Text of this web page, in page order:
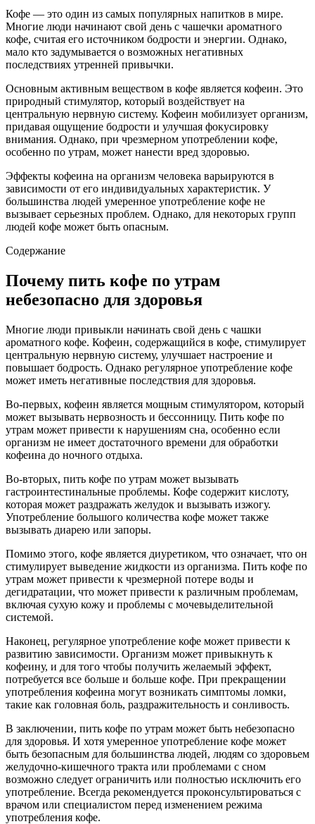
Кофе — это один из самых популярных напитков в мире.
Многие люди начинают свой день с чашечки ароматного
кофе, считая его источником бодрости и энергии. Однако,
мало кто задумывается о возможных негативных
последствиях утренней привычки.
Основным активным веществом в кофе является кофеин. Это
природный стимулятор, который воздействует на
центральную нервную систему. Кофеин мобилизует организм,
придавая ощущение бодрости и улучшая фокусировку
внимания. Однако, при чрезмерном употреблении кофе,
особенно по утрам, может нанести вред здоровью.
Эффекты кофеина на организм человека варьируются в
зависимости от его индивидуальных характеристик. У
большинства людей умеренное употребление кофе не
вызывает серьезных проблем. Однако, для некоторых групп
людей кофе может быть опасным.
Содержание
Почему пить кофе по утрам
небезопасно для здоровья
Многие люди привыкли начинать свой день с чашки
ароматного кофе. Кофеин, содержащийся в кофе, стимулирует
центральную нервную систему, улучшает настроение и
повышает бодрость. Однако регулярное употребление кофе
может иметь негативные последствия для здоровья.
Во-первых, кофеин является мощным стимулятором, который
может вызывать нервозность и бессонницу. Пить кофе по
утрам может привести к нарушениям сна, особенно если
организм не имеет достаточного времени для обработки
кофеина до ночного отдыха.
Во-вторых, пить кофе по утрам может вызывать
гастроинтестинальные проблемы. Кофе содержит кислоту,
которая может раздражать желудок и вызывать изжогу.
Употребление большого количества кофе может также
вызывать диарею или запоры.
Помимо этого, кофе является диуретиком, что означает, что он
стимулирует выведение жидкости из организма. Пить кофе по
утрам может привести к чрезмерной потере воды и
дегидратации, что может привести к различным проблемам,
включая сухую кожу и проблемы с мочевыделительной
системой.
Наконец, регулярное употребление кофе может привести к
развитию зависимости. Организм может привыкнуть к
кофеину, и для того чтобы получить желаемый эффект,
потребуется все больше и больше кофе. При прекращении
употребления кофеина могут возникать симптомы ломки,
такие как головная боль, раздражительность и сонливость.
В заключении, пить кофе по утрам может быть небезопасно
для здоровья. И хотя умеренное употребление кофе может
быть безопасным для большинства людей, людям со здоровьем
желудочно-кишечного тракта или проблемами с сном
возможно следует ограничить или полностью исключить его
употребление. Всегда рекомендуется проконсультироваться с
врачом или специалистом перед изменением режима
употребления кофе.